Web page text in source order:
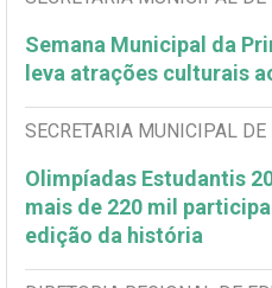
Semana Municipal da
leva atrações culturais
SECRETARIA MUNICIPAL DE
Olimpíadas Estudantis
mais de 220 mil
edição da história